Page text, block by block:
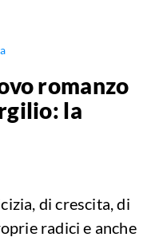
romanzo
la
di crescita, di
radici e anche